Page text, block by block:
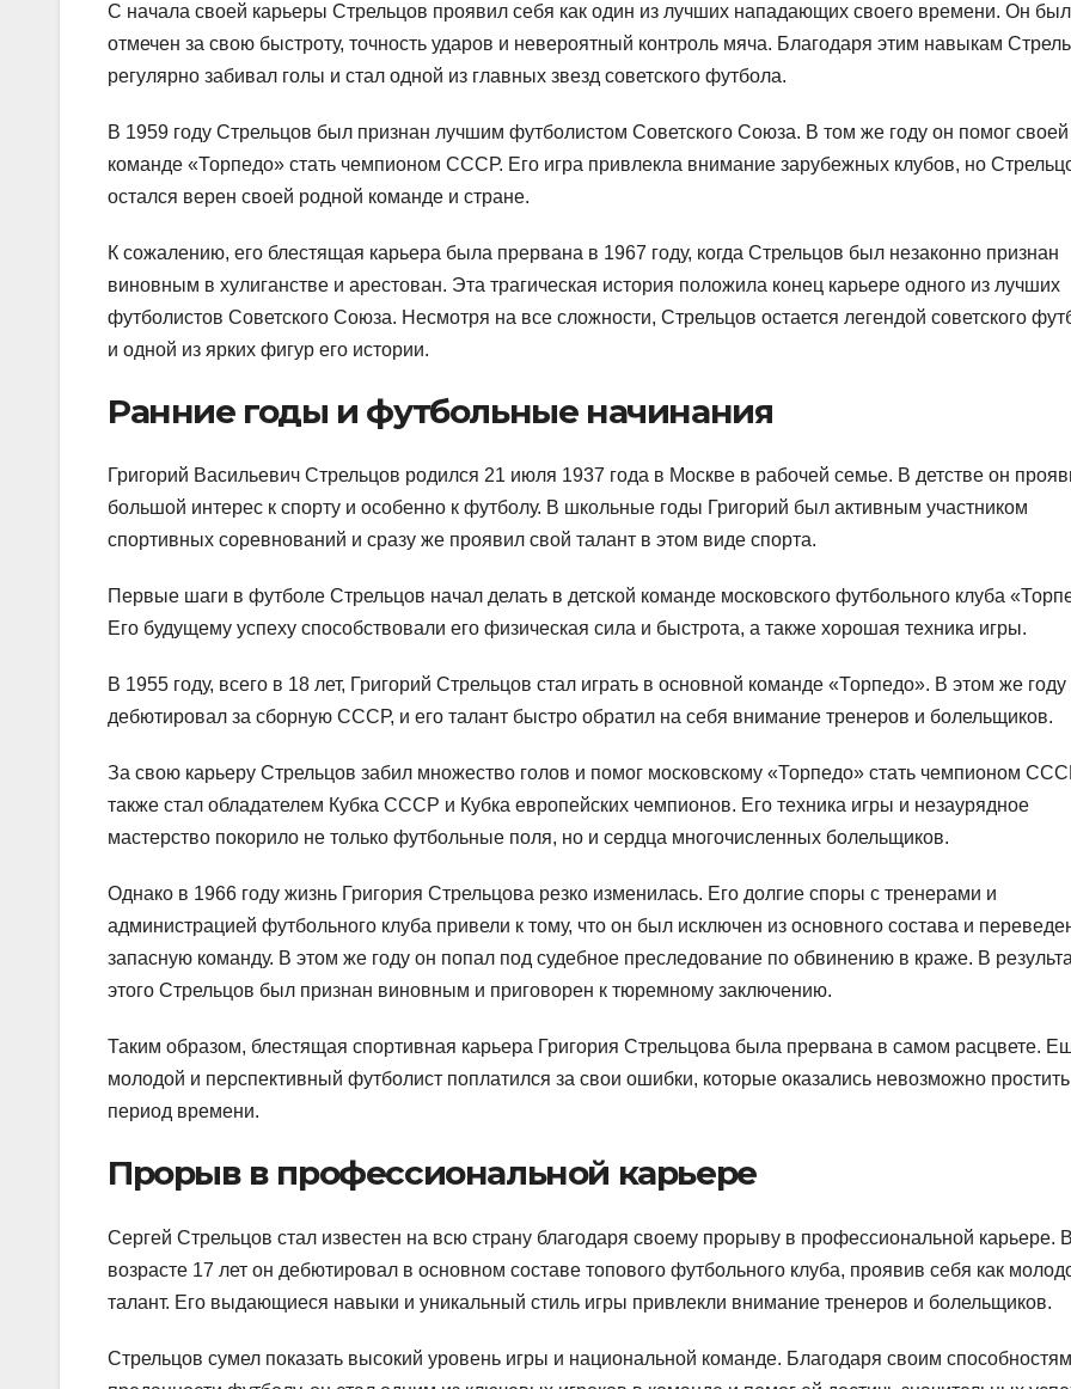
С начала своей карьеры Стрельцов проявил себя как один из лучших нападающих своего времени. Он был
отмечен за свою быстроту, точность ударов и невероятный контроль мяча. Благодаря этим навыкам
регулярно забивал голы и стал одной из главных звезд советского футбола.
В 1959 году Стрельцов был признан лучшим футболистом Советского Союза. В том же году он помог своей
команде «Торпедо» стать чемпионом СССР. Его игра привлекла внимание зарубежных клубов, но
остался верен своей родной команде и стране.
К сожалению, его блестящая карьера была прервана в 1967 году, когда Стрельцов был незаконно признан
виновным в хулиганстве и арестован. Эта трагическая история положила конец карьере одного из лучших
футболистов Советского Союза. Несмотря на все сложности, Стрельцов остается легендой советского
и одной из ярких фигур его истории.
Ранние годы и футбольные начинания
Григорий Васильевич Стрельцов родился 21 июля 1937 года в Москве в рабочей семье. В детстве он
большой интерес к спорту и особенно к футболу. В школьные годы Григорий был активным участником
спортивных соревнований и сразу же проявил свой талант в этом виде спорта.
Первые шаги в футболе Стрельцов начал делать в детской команде московского футбольного клуба
Его будущему успеху способствовали его физическая сила и быстрота, а также хорошая техника игры.
В 1955 году, всего в 18 лет, Григорий Стрельцов стал играть в основной команде «Торпедо». В этом же году
дебютировал за сборную СССР, и его талант быстро обратил на себя внимание тренеров и болельщиков.
За свою карьеру Стрельцов забил множество голов и помог московскому «Торпедо» стать чемпионом
также стал обладателем Кубка СССР и Кубка европейских чемпионов. Его техника игры и незаурядное
мастерство покорило не только футбольные поля, но и сердца многочисленных болельщиков.
Однако в 1966 году жизнь Григория Стрельцова резко изменилась. Его долгие споры с тренерами и
администрацией футбольного клуба привели к тому, что он был исключен из основного состава и
запасную команду. В этом же году он попал под судебное преследование по обвинению в краже. В
этого Стрельцов был признан виновным и приговорен к тюремному заключению.
Таким образом, блестящая спортивная карьера Григория Стрельцова была прервана в самом расцвете.
молодой и перспективный футболист поплатился за свои ошибки, которые оказались невозможно простить
период времени.
Прорыв в профессиональной карьере
Сергей Стрельцов стал известен на всю страну благодаря своему прорыву в профессиональной карьере. В
возрасте 17 лет он дебютировал в основном составе топового футбольного клуба, проявив себя как
талант. Его выдающиеся навыки и уникальный стиль игры привлекли внимание тренеров и болельщиков.
Стрельцов сумел показать высокий уровень игры и национальной команде. Благодаря своим